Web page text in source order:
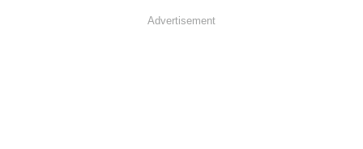
Advertisement